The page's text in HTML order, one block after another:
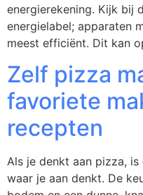
energierekening. Kijk bij
energielabel; apparaten
meest efficiënt. Dit kan
Zelf pizza
favoriete
recepten
Als je denkt aan pizza,
waar je aan denkt. De